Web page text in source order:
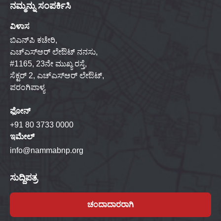
ನಮ್ಮನ್ನು ಸಂಪರ್ಕಿಸಿ
ವಿಳಾಸ
ಬಿಎನ್‌ಪಿ ಕಚೇರಿ,
ಎಚ್‌ಎಸ್‌ಆರ್ ಲೇಔಟ್ ನನಸು,
#1165, 23ನೇ ಮುಖ್ಯ ರಸ್ತೆ,
ಸೆಕ್ಟರ್ 2, ಎಚ್‌ಎಸ್‌ಆರ್ ಲೇಔಟ್,
ಪರಂಗಿಪಾಳ್ಯ
ಫೋನ್
+91 80 3733 0000
ಇಮೇಲ್
info@nammabnp.org
ಸುದ್ದಿಪತ್ರ
ಚಂದಾದಾರರಾಗಿ